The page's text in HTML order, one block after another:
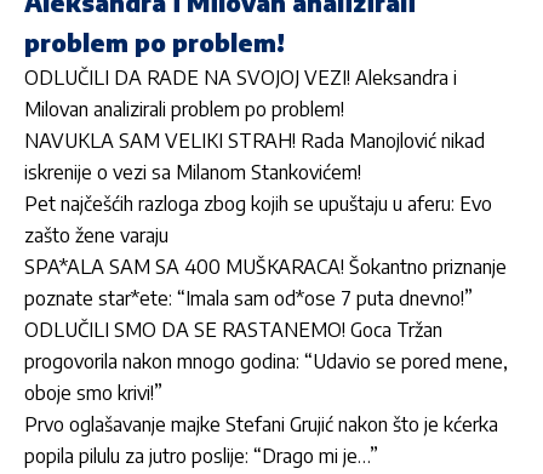
problem po problem!
ODLUČILI DA RADE NA SVOJOJ VEZI! Aleksandra i
Milovan analizirali problem po problem!
NAVUKLA SAM VELIKI STRAH! Rada Manojlović nikad
iskrenije o vezi sa Milanom Stankovićem!
Pet najčešćih razloga zbog kojih se upuštaju u aferu: Evo
zašto žene varaju
SPA*ALA SAM SA 400 MUŠKARACA! Šokantno priznanje
poznate star*ete: “Imala sam od*ose 7 puta dnevno!”
ODLUČILI SMO DA SE RASTANEMO! Goca Tržan
progovorila nakon mnogo godina: “Udavio se pored mene,
oboje smo krivi!”
Prvo oglašavanje majke Stefani Grujić nakon što je kćerka
popila pilulu za jutro poslije: “Drago mi je…”